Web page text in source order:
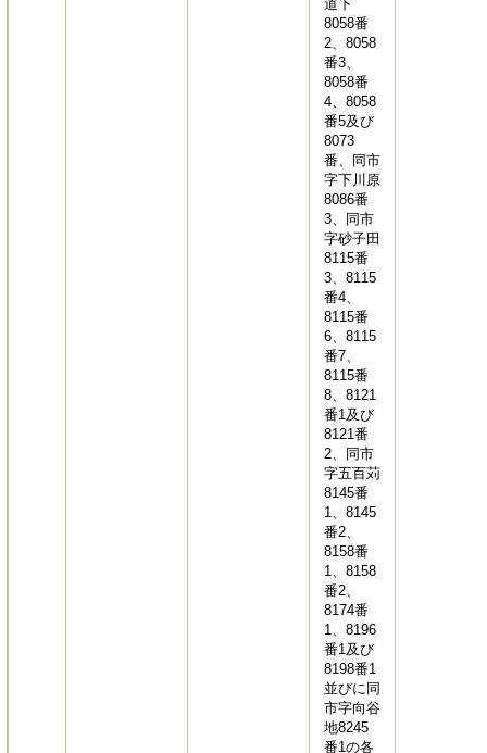
道下
8058番
2、8058
番3、
8058番
4、8058
番5及び
8073
番、同市
字下川原
8086番
3、同市
字砂子田
8115番
3、8115
番4、
8115番
6、8115
番7、
8115番
8、8121
番1及び
8121番
2、同市
字五百苅
8145番
1、8145
番2、
8158番
1、8158
番2、
8174番
1、8196
番1及び
8198番1
並びに同
市字向谷
地8245
番1の各